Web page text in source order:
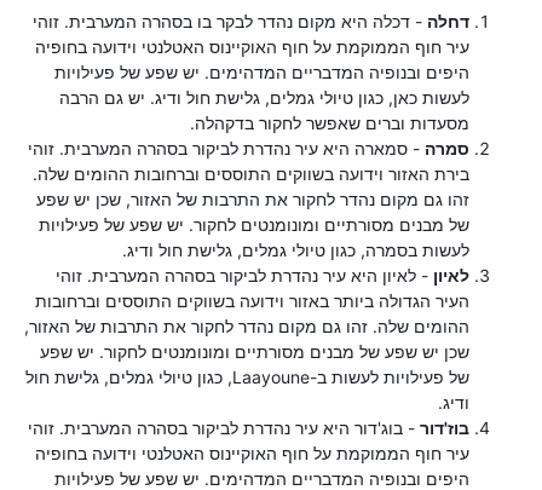
דחלה - דכלה היא מקום נהדר לבקר בו בסהרה המערבית. זוהי
עיר חוף הממוקמת על חוף האוקיינוס ​​האטלנטי וידועה בחופיה
היפים ובנופיה המדבריים המדהימים. יש שפע של פעילויות
לעשות כאן, כגון טיולי גמלים, גלישת חול ודיג. יש גם הרבה
מסעדות וברים שאפשר לחקור בדקהלה.
סמרה - סמארה היא עיר נהדרת לביקור בסהרה המערבית. זוהי
בירת האזור וידועה בשווקים התוססים וברחובות ההומים שלה.
זהו גם מקום נהדר לחקור את התרבות של האזור, שכן יש שפע
של מבנים מסורתיים ומונומנטים לחקור. יש שפע של פעילויות
לעשות בסמרה, כגון טיולי גמלים, גלישת חול ודיג.
לאיון - לאיון היא עיר נהדרת לביקור בסהרה המערבית. זוהי
העיר הגדולה ביותר באזור וידועה בשווקים התוססים וברחובות
ההומים שלה. זהו גם מקום נהדר לחקור את התרבות של האזור,
שכן יש שפע של מבנים מסורתיים ומונומנטים לחקור. יש שפע
של פעילויות לעשות ב-Laayoune, כגון טיולי גמלים, גלישת חול
ודיג.
בוז'דור - בוג'דור היא עיר נהדרת לביקור בסהרה המערבית. זוהי
עיר חוף הממוקמת על חוף האוקיינוס ​​האטלנטי וידועה בחופיה
היפים ובנופיה המדבריים המדהימים. יש שפע של פעילויות